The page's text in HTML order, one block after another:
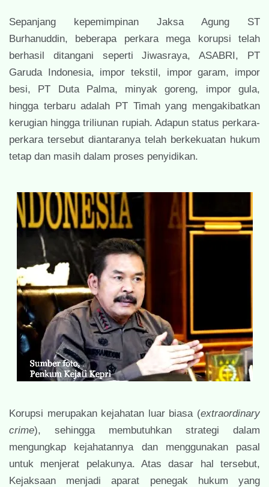
Sepanjang kepemimpinan Jaksa Agung ST
Burhanuddin, beberapa perkara mega korupsi telah
berhasil ditangani seperti Jiwasraya, ASABRI, PT
Garuda Indonesia, impor tekstil, impor garam, impor
besi, PT Duta Palma, minyak goreng, impor gula,
hingga terbaru adalah PT Timah yang mengakibatkan
kerugian hingga triliunan rupiah. Adapun status perkara-
perkara tersebut diantaranya telah berkekuatan hukum
tetap dan masih dalam proses penyidikan.
Korupsi merupakan kejahatan luar biasa (extraordinary
crime), sehingga membutuhkan strategi dalam
mengungkap kejahatannya dan menggunakan pasal
untuk menjerat pelakunya. Atas dasar hal tersebut,
Kejaksaan menjadi aparat penegak hukum yang